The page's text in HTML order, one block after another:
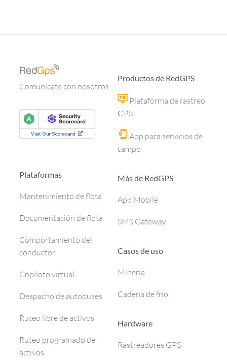
Comunícate con nosotros
Plataformas
Mantenimiento de flota
Documentación de flota
Comportamiento del
conductor
Copiloto virtual
Despacho de autobuses
Ruteo libre de activos
Ruteo programado de
activos
Productos de RedGPS
Plataforma de rastreo
GPS
App para servicios de
campo
Más de RedGPS
App Mobile
SMS Gateway
Casos de uso
Minería
Cadena de frío
Hardware
Rastreadores GPS